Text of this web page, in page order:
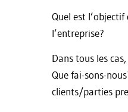
Quel est
l’entreprise?
Dans tous les
Que fai-sons-
clients/parties